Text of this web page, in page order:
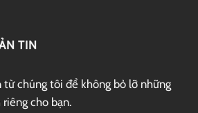
TIN
chúng tôi để không bỏ lỡ những
cho bạn.